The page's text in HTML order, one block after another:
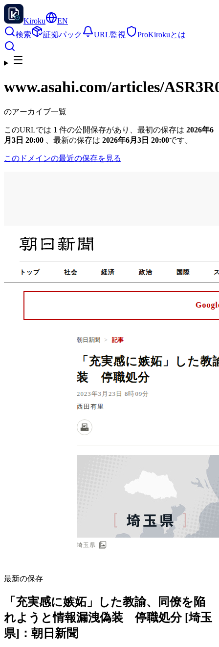
Kiroku
EN
検索
証拠パック URL監視 ProKirokuとは
www.asahi.com/articles/
のアーカイブ一覧
このURLでは 1 件の公開保存があり、最初の保存は 2026年6
月3日 20:00
、最新の保存は 2026年6月3日 20:00です。
このドメインの最近の保存を見る
最新の保存
「充実感に嫉妬」した教諭、同僚を陥
れようと情報漏洩偽装 停職処分 [埼玉
県]：朝日新聞